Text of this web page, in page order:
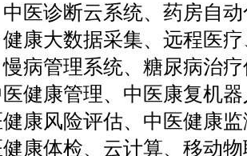
中医诊断云系统、药房自
健康大数据采集、远程医
病管理系统、糖尿病治
健康管理、中医康复机
康风险评估、中医健康
康体检、云计算、移动